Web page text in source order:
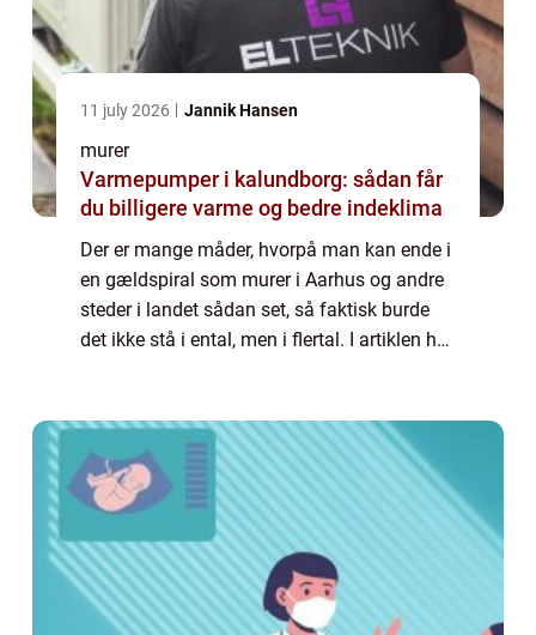
11 july 2026 Jannik Hansen
murer
Varmepumper i kalundborg: sådan får
du billigere varme og bedre indeklima
Der er mange måder, hvorpå man kan ende i
en gældspiral som murer i Aarhus og andre
steder i landet sådan set, så faktisk burde
det ikke stå i ental, men i flertal. I artiklen her